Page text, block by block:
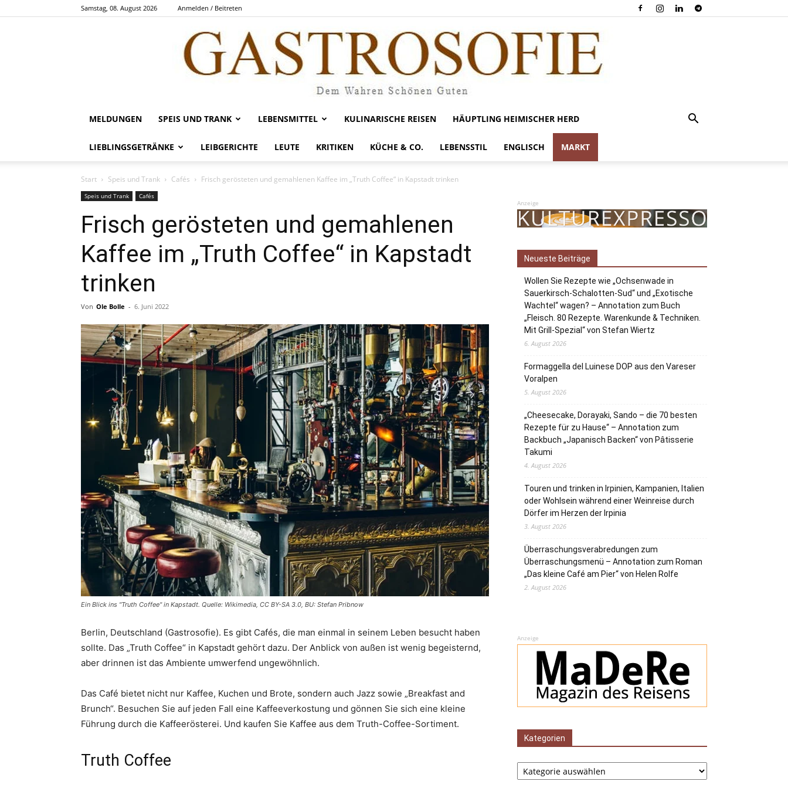
Samstag, 08. August 2026 Anmelden / Beitreten
Gastrosofie
MELDUNGEN SPEIS UND TRANK LEBENSMITTEL KULINARISCHE REISEN HÄUPTLING HEIMISCHER HERD
LIEBLINGSGETRÄNKE LEIBGERICHTE LEUTE KRITIKEN KÜCHE & CO. LEBENSSTIL ENGLISCH MARKT
Start Speis und Trank Cafés Frisch gerösteten und gemahlenen Kaffee im „Truth Coffee“ in Kapstadt trinken
Speis und Trank Cafés
Frisch gerösteten und gemahlenen
Kaffee im „Truth Coffee“ in Kapstadt
trinken
Von Ole Bolle - 6. Juni 2022
Ein Blick ins "Truth Coffee" in Kapstadt. Quelle: Wikimedia, CC BY-SA 3.0, BU: Stefan Pribnow
Berlin, Deutschland (Gastrosofie). Es gibt Cafés, die man einmal in seinem Leben besucht haben
sollte. Das „Truth Coffee“ in Kapstadt gehört dazu. Der Anblick von außen ist wenig begeisternd,
aber drinnen ist das Ambiente umwerfend ungewöhnlich.
Das Café bietet nicht nur Kaffee, Kuchen und Brote, sondern auch Jazz sowie „Breakfast and
Brunch“. Besuchen Sie auf jeden Fall eine Kaffeeverkostung und gönnen Sie sich eine kleine
Führung durch die Kaffeerösterei. Und kaufen Sie Kaffee aus dem Truth-Coffee-Sortiment.
Truth Coffee
Anzeige
Neueste Beiträge
Wollen Sie Rezepte wie „Ochsenwade in
Sauerkirsch-Schalotten-Sud“ und „Exotische
Wachtel“ wagen? – Annotation zum Buch
„Fleisch. 80 Rezepte. Warenkunde & Techniken.
Mit Grill-Spezial“ von Stefan Wiertz
6. August 2026
Formaggella del Luinese DOP aus den Vareser
Voralpen
5. August 2026
„Cheesecake, Dorayaki, Sando – die 70 besten
Rezepte für zu Hause“ – Annotation zum
Backbuch „Japanisch Backen“ von Pâtisserie
Takumi
4. August 2026
Touren und trinken in Irpinien, Kampanien, Italien
oder Wohlsein während einer Weinreise durch
Dörfer im Herzen der Irpinia
3. August 2026
Überraschungsverabredungen zum
Überraschungsmenü – Annotation zum Roman
„Das kleine Café am Pier“ von Helen Rolfe
2. August 2026
Anzeige
Kategorien
Kategorien